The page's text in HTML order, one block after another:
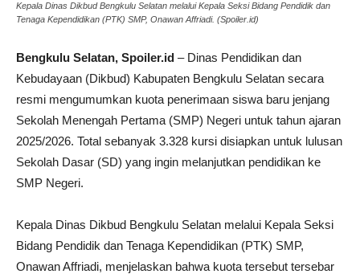
Kepala Dinas Dikbud Bengkulu Selatan melalui Kepala Seksi Bidang Pendidik dan
Tenaga Kependidikan (PTK) SMP, Onawan Affriadi. (Spoiler.id)
Bengkulu Selatan, Spoiler.id – Dinas Pendidikan dan
Kebudayaan (Dikbud) Kabupaten Bengkulu Selatan secara
resmi mengumumkan kuota penerimaan siswa baru jenjang
Sekolah Menengah Pertama (SMP) Negeri untuk tahun ajaran
2025/2026. Total sebanyak 3.328 kursi disiapkan untuk lulusan
Sekolah Dasar (SD) yang ingin melanjutkan pendidikan ke
SMP Negeri.
Kepala Dinas Dikbud Bengkulu Selatan melalui Kepala Seksi
Bidang Pendidik dan Tenaga Kependidikan (PTK) SMP,
Onawan Affriadi, menjelaskan bahwa kuota tersebut tersebar